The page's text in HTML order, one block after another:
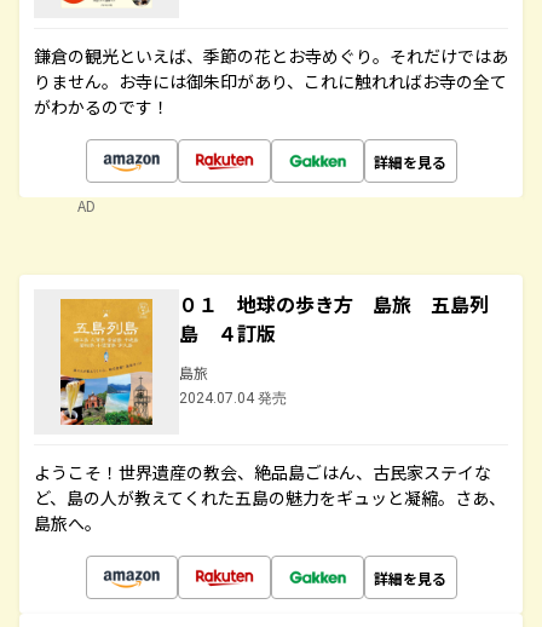
鎌倉の観光といえば、季節の花とお寺めぐり。それだけではあ
りません。お寺には御朱印があり、これに触れればお寺の全て
がわかるのです！
詳細を見る
AD
０１ 地球の歩き方 島旅 五島列
島 ４訂版
島旅
2024.07.04 発売
ようこそ！世界遺産の教会、絶品島ごはん、古民家ステイな
ど、島の人が教えてくれた五島の魅力をギュッと凝縮。さあ、
島旅へ。
詳細を見る